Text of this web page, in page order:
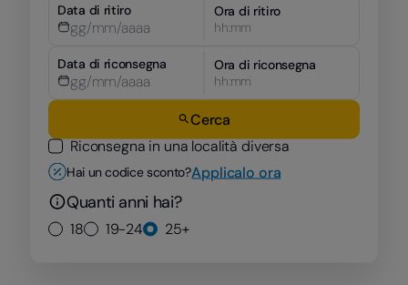
Data di ritiro
Ora di ritiro
hh:mm
Data di riconsegna
Ora di riconsegna
hh:mm
Cerca
Riconsegna in una località diversa
Hai un codice sconto?Applicalo ora
Quanti anni hai?
18 19-24 25+